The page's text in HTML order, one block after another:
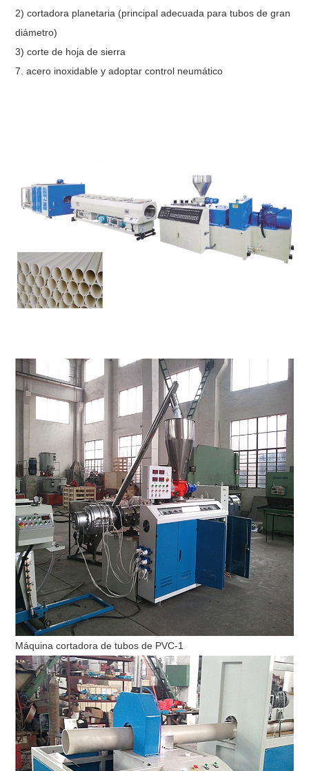
2) cortadora planetaria (principal adecuada para tubos de gran
diámetro)
3) corte de hoja de sierra
7. acero inoxidable y adoptar control neumático
Máquina cortadora de tubos de PVC-1